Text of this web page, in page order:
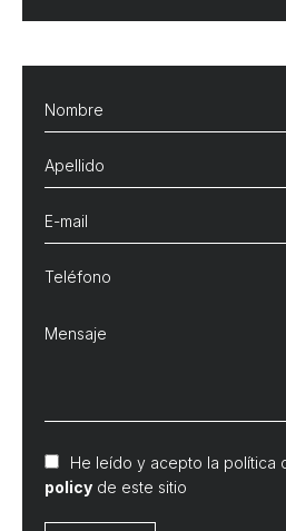
He leído y acepto la política
policy de este sitio